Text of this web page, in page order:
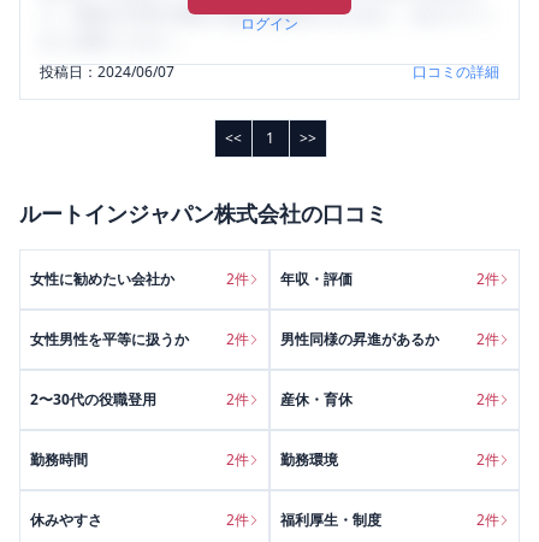
ログイン
り、将来の不安や現在の悩みを解消するために、ぜひサイト
投稿日：2024/06/07 口コミの詳細
<< 1 >>
ルートインジャパン株式会社の口コミ
女性に勧めたい会社か 2件 年収・評価 2件
女性男性を平等に扱うか 2件 男性同様の昇進があるか 2件
2〜30代の役職登用 2件 産休・育休 2件
勤務時間 2件 勤務環境 2件
休みやすさ 2件 福利厚生・制度 2件